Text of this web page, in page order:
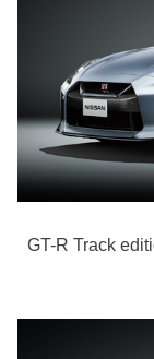
GT-R Track